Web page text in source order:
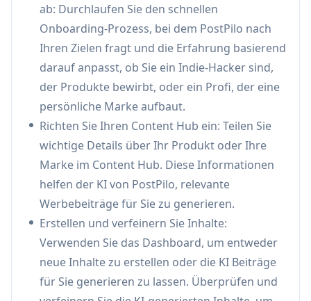
Veröffentlichung auf mehreren Plattformen
Content Hub:Zentralisiertes Dashboard, in
dem Benutzer Markeninformatioen hochladen
und KI-gestützte Werbeinhaltsvorschläge
erhalten können
Multiplattform-Integration:
veröffentlichen Sie Inhalte nahtlos über sechs
wichtige Social-Media-Plattformen von einem
einzigen Dashboard aus
Anwendungsfälle von PostPilo
Indie Hacker Produktwerbung: Unternehmer
können ihre Produktwerbung über mehrere
soziale Plattformen automatisieren und sich
gleichzeitig auf die Kerngeschäftsaktivitäten
konzentrieren
ab: Durchlaufen Sie den schnellen
Onboarding-Prozess, bei dem PostPilo nach
Ihren Zielen fragt und die Erfahrung basierend
darauf anpasst, ob Sie ein Indie-Hacker sind,
der Produkte bewirbt, oder ein Profi, der eine
persönliche Marke aufbaut.
Richten Sie Ihren Content Hub ein: Teilen Sie
wichtige Details über Ihr Produkt oder Ihre
Marke im Content Hub. Diese Informationen
helfen der KI von PostPilo, relevante
Werbebeiträge für Sie zu generieren.
Erstellen und verfeinern Sie Inhalte:
Verwenden Sie das Dashboard, um entweder
neue Inhalte zu erstellen oder die KI Beiträge
für Sie generieren zu lassen. Überprüfen und